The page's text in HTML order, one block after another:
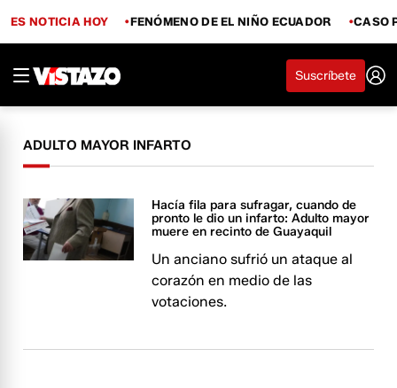
ES NOTICIA HOY FENÓMENO DE EL NIÑO ECUADOR CASO
Suscríbete
ADULTO MAYOR INFARTO
Hacía fila para sufragar, cuando de
pronto le dio un infarto: Adulto mayor
muere en recinto de Guayaquil
Un anciano sufrió un ataque al
corazón en medio de las
votaciones.